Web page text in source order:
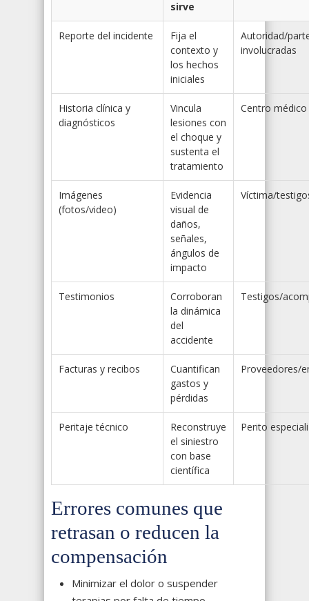
sirve
Reporte del incidente
Fija el
contexto y
los hechos
iniciales
Autoridad/
involucradas
Historia clínica y
diagnósticos
Vincula
lesiones con
el choque y
sustenta el
tratamiento
Centro médico
Imágenes
(fotos/video)
Evidencia
visual de
daños,
señales,
ángulos de
impacto
Víctima/
Testimonios
Corroboran
la dinámica
del
accidente
Testigos/
Facturas y recibos
Cuantifican
gastos y
pérdidas
Proveedores/
Peritaje técnico
Reconstruye
el siniestro
con base
científica
Perito
Errores comunes que
retrasan o reducen la
compensación
Minimizar el dolor o suspender